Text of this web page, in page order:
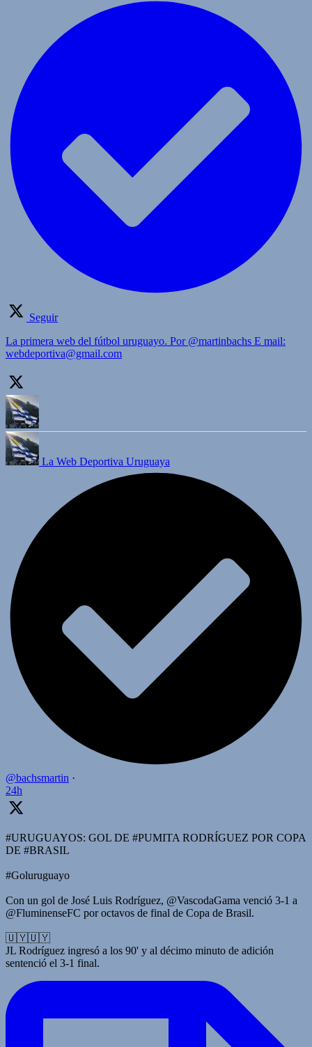
Seguir
La primera web del fútbol uruguayo. Por @martinbachs E mail:
webdeportiva@gmail.com
La Web Deportiva Uruguaya
@bachsmartin ·
24h
#URUGUAYOS: GOL DE #PUMITA RODRÍGUEZ POR COPA
DE #BRASIL
#Goluruguayo
Con un gol de José Luis Rodríguez, @VascodaGama venció 3-1 a
@FluminenseFC por octavos de final de Copa de Brasil.
🇺🇾🇺🇾
JL Rodríguez ingresó a los 90' y al décimo minuto de adición
sentenció el 3-1 final.